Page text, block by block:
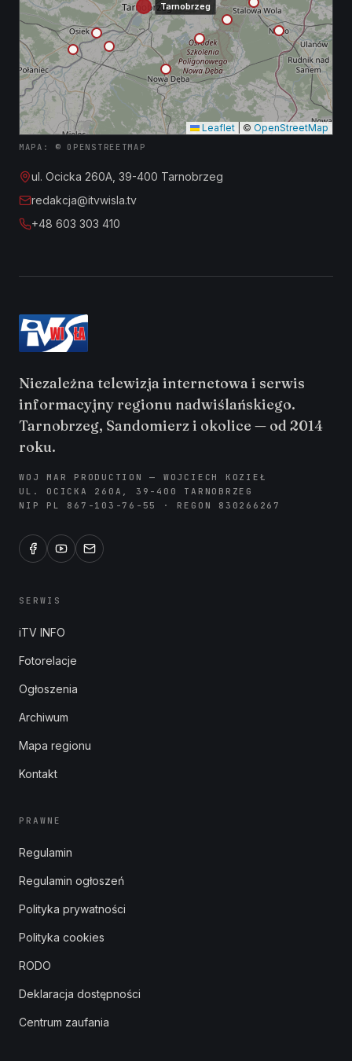
Tarnobrzeg
Leaflet © OpenStreetMap
MAPA: © OPENSTREETMAP
ul. Ocicka 260A, 39-400 Tarnobrzeg
redakcja@itvwisla.tv
+48 603 303 410
Niezależna telewizja internetowa i serwis
informacyjny regionu nadwiślańskiego.
Tarnobrzeg, Sandomierz i okolice — od 2014
roku.
WOJ MAR PRODUCTION — WOJCIECH KOZIEŁ
UL. OCICKA 260A, 39-400 TARNOBRZEG
NIP PL 867-103-76-55 · REGON 830266267
SERWIS
iTV INFO
Fotorelacje
Ogłoszenia
Archiwum
Mapa regionu
Kontakt
PRAWNE
Regulamin
Regulamin ogłoszeń
Polityka prywatności
Polityka cookies
RODO
Deklaracja dostępności
Centrum zaufania